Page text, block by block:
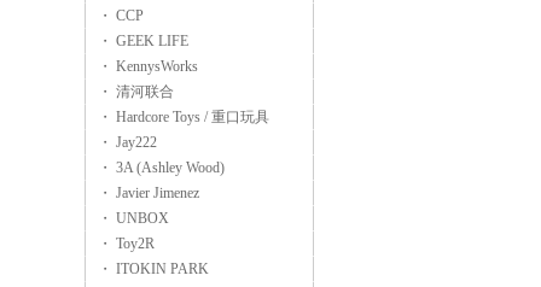
・ CCP
・ GEEK LIFE
・ KennysWorks
・ 清河联合
・ Hardcore Toys / 重口玩具
・ Jay222
・ 3A (Ashley Wood)
・ Javier Jimenez
・ UNBOX
・ Toy2R
・ ITOKIN PARK